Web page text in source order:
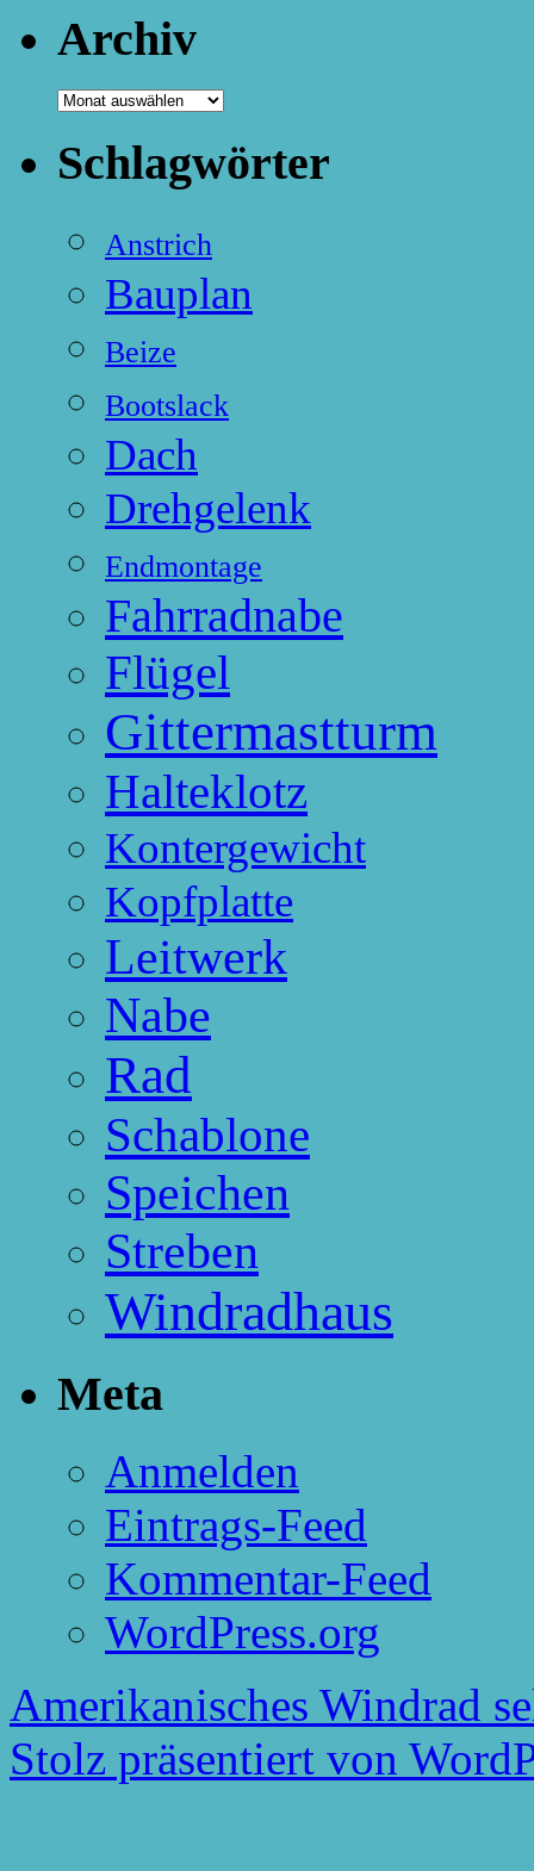
Archiv
Archiv
Schlagwörter
Anstrich
Bauplan
Beize
Bootslack
Dach
Drehgelenk
Endmontage
Fahrradnabe
Flügel
Gittermastturm
Halteklotz
Kontergewicht
Kopfplatte
Leitwerk
Nabe
Rad
Schablone
Speichen
Streben
Windradhaus
Meta
Anmelden
Eintrags-Feed
Kommentar-Feed
WordPress.org
Amerikanisches Windrad
Stolz präsentiert von